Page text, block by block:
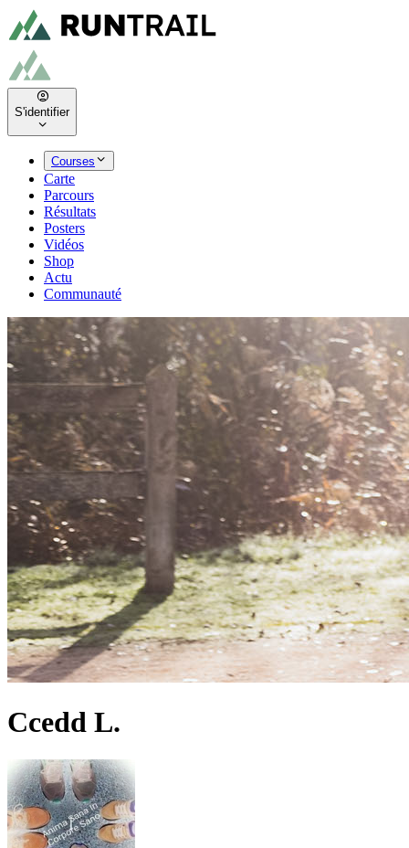
S'identifier
Courses
Carte
Parcours
Résultats
Posters
Vidéos
Shop
Actu
Communauté
Ccedd L.